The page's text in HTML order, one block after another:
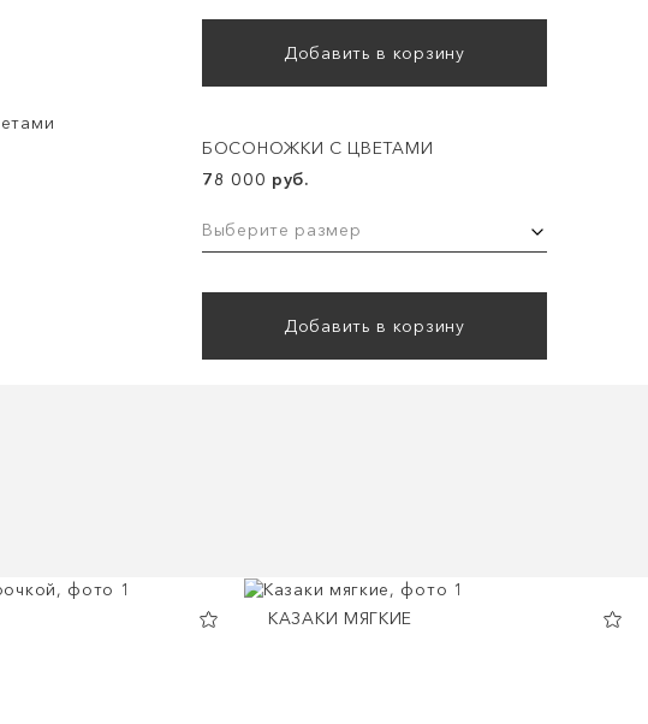
Добавить в корзину
БОСОНОЖКИ С ЦВЕТАМИ
78 000 руб.
Выберите размер
Добавить в корзину
КАЗАКИ МЯГКИЕ